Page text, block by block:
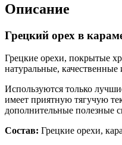
Описание
Грецкий орех в
Грецкие орехи, покрытые
натуральные, качественные
Используются только
имеет приятную тягучую
дополнительные полезные
Состав: Грецкие орехи,